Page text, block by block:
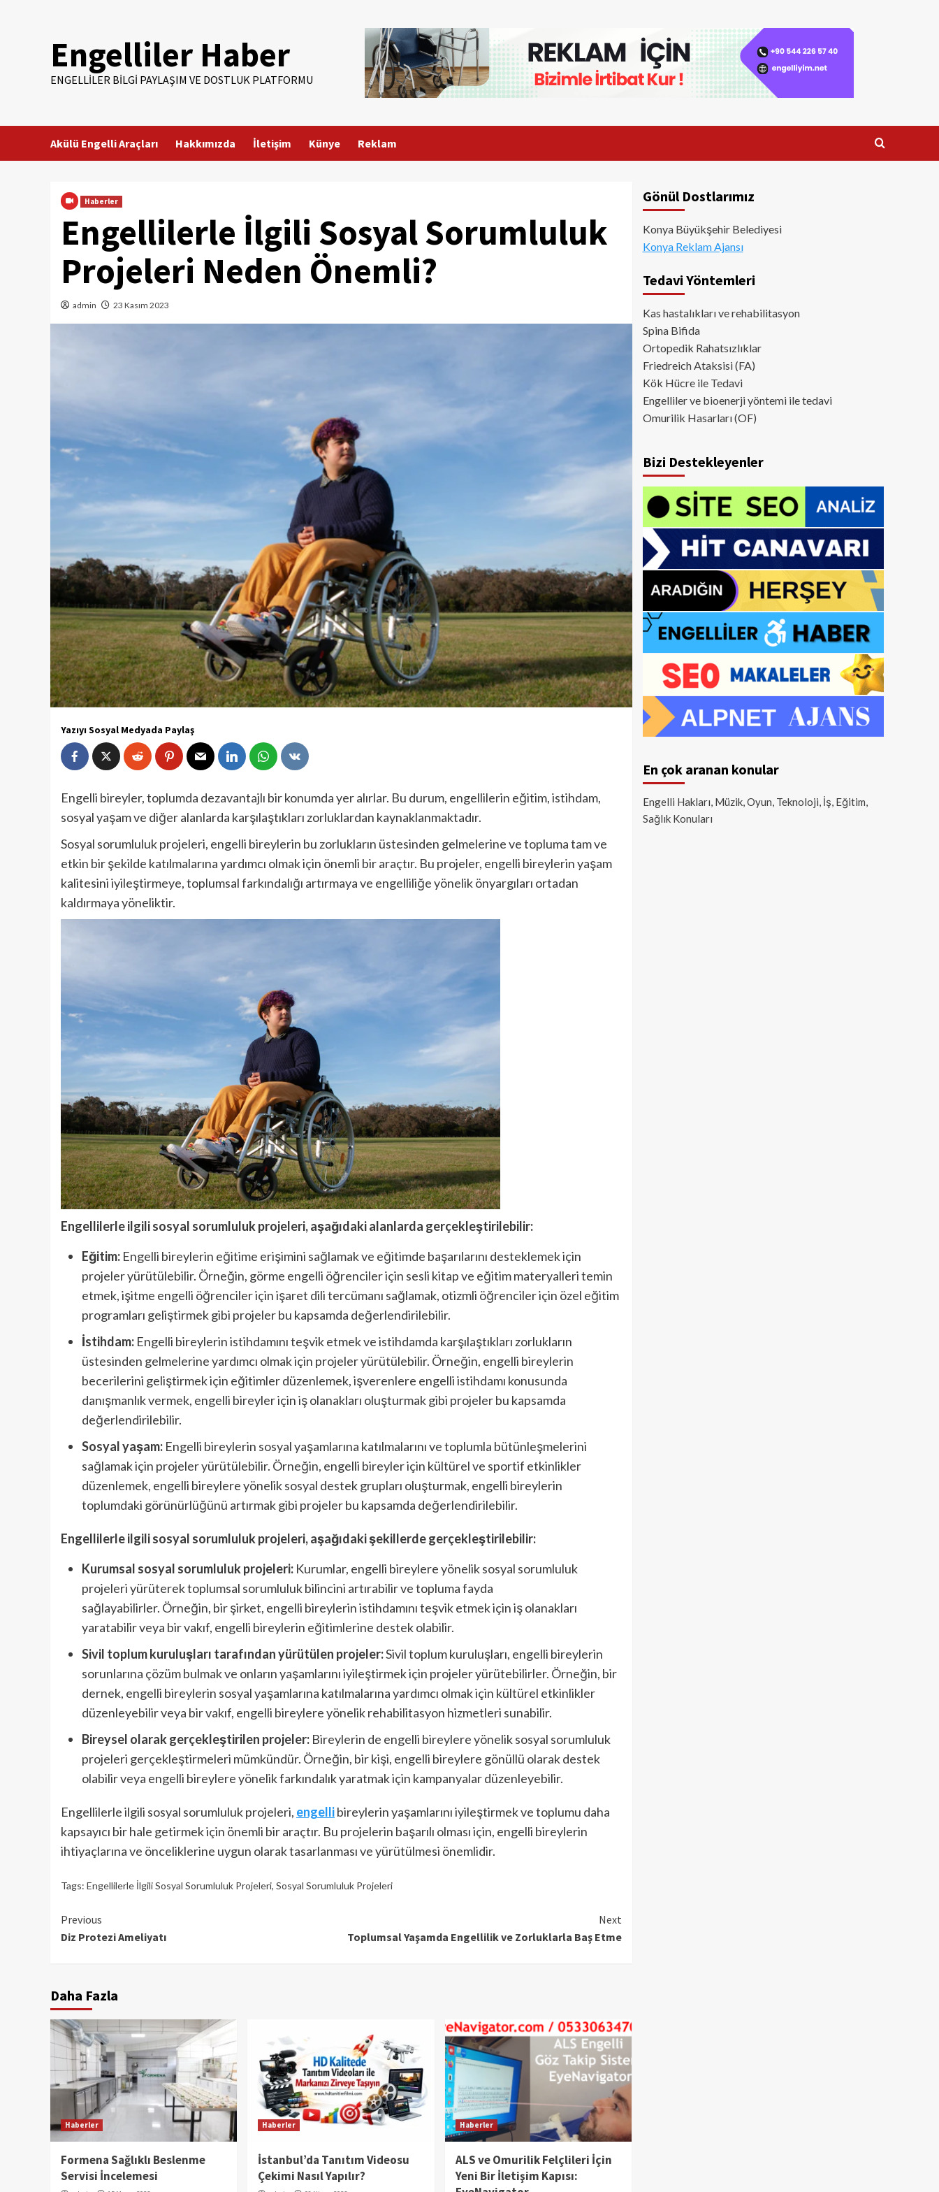
Engelliler Haber
ENGELLILER BILGI PAYLAŞIM VE DOSTLUK PLATFORMU
Akülü Engelli Araçları Hakkımızda İletişim Künye Reklam
Haberler
Engellilerle İlgili Sosyal Sorumluluk
Projeleri Neden Önemli?
admin 23 Kasım 2023
Yazıyı Sosyal Medyada Paylaş
Engelli bireyler, toplumda dezavantajlı bir konumda yer alırlar. Bu durum, engellilerin eğitim, istihdam,
sosyal yaşam ve diğer alanlarda karşılaştıkları zorluklardan kaynaklanmaktadır.
Sosyal sorumluluk projeleri, engelli bireylerin bu zorlukların üstesinden gelmelerine ve topluma tam ve
etkin bir şekilde katılmalarına yardımcı olmak için önemli bir araçtır. Bu projeler, engelli bireylerin yaşam
kalitesini iyileştirmeye, toplumsal farkındalığı artırmaya ve engelliliğe yönelik önyargıları ortadan
kaldırmaya yöneliktir.
Engellilerle ilgili sosyal sorumluluk projeleri, aşağıdaki alanlarda gerçekleştirilebilir:
Eğitim: Engelli bireylerin eğitime erişimini sağlamak ve eğitimde başarılarını desteklemek için
projeler yürütülebilir. Örneğin, görme engelli öğrenciler için sesli kitap ve eğitim materyalleri temin
etmek, işitme engelli öğrenciler için işaret dili tercümanı sağlamak, otizmli öğrenciler için özel eğitim
programları geliştirmek gibi projeler bu kapsamda değerlendirilebilir.
İstihdam: Engelli bireylerin istihdamını teşvik etmek ve istihdamda karşılaştıkları zorlukların
üstesinden gelmelerine yardımcı olmak için projeler yürütülebilir. Örneğin, engelli bireylerin
becerilerini geliştirmek için eğitimler düzenlemek, işverenlere engelli istihdamı konusunda
danışmanlık vermek, engelli bireyler için iş olanakları oluşturmak gibi projeler bu kapsamda
değerlendirilebilir.
Sosyal yaşam: Engelli bireylerin sosyal yaşamlarına katılmalarını ve toplumla bütünleşmelerini
sağlamak için projeler yürütülebilir. Örneğin, engelli bireyler için kültürel ve sportif etkinlikler
düzenlemek, engelli bireylere yönelik sosyal destek grupları oluşturmak, engelli bireylerin
toplumdaki görünürlüğünü artırmak gibi projeler bu kapsamda değerlendirilebilir.
Engellilerle ilgili sosyal sorumluluk projeleri, aşağıdaki şekillerde gerçekleştirilebilir:
Kurumsal sosyal sorumluluk projeleri: Kurumlar, engelli bireylere yönelik sosyal sorumluluk
projeleri yürüterek toplumsal sorumluluk bilincini artırabilir ve topluma fayda
sağlayabilirler. Örneğin, bir şirket, engelli bireylerin istihdamını teşvik etmek için iş olanakları
yaratabilir veya bir vakıf, engelli bireylerin eğitimlerine destek olabilir.
Sivil toplum kuruluşları tarafından yürütülen projeler:Sivil toplum kuruluşları, engelli bireylerin
sorunlarına çözüm bulmak ve onların yaşamlarını iyileştirmek için projeler yürütebilirler. Örneğin, bir
dernek, engelli bireylerin sosyal yaşamlarına katılmalarına yardımcı olmak için kültürel etkinlikler
düzenleyebilir veya bir vakıf, engelli bireylere yönelik rehabilitasyon hizmetleri sunabilir.
Bireysel olarak gerçekleştirilen projeler: Bireylerin de engelli bireylere yönelik sosyal sorumluluk
projeleri gerçekleştirmeleri mümkündür. Örneğin, bir kişi, engelli bireylere gönüllü olarak destek
olabilir veya engelli bireylere yönelik farkındalık yaratmak için kampanyalar düzenleyebilir.
Engellilerle ilgili sosyal sorumluluk projeleri, engellibireylerin yaşamlarını iyileştirmek ve toplumu daha
kapsayıcı bir hale getirmek için önemli bir araçtır. Bu projelerin başarılı olması için, engelli bireylerin
ihtiyaçlarına ve önceliklerine uygun olarak tasarlanması ve yürütülmesi önemlidir.
Tags: Engellilerle İlgili Sosyal Sorumluluk Projeleri, Sosyal Sorumluluk Projeleri
Continue
Reading
Previous
Diz Protezi Ameliyatı
Next
Toplumsal Yaşamda Engellilik ve Zorluklarla Baş Etme
Daha Fazla
Haberler
Formena Sağlıklı Beslenme
Servisi İncelemesi
Haberler
İstanbul’da Tanıtım Videosu
Çekimi Nasıl Yapılır?
Haberler
ALS ve Omurilik Felçlileri İçin
Yeni Bir İletişim Kapısı:
Gönül Dostlarımız
Konya Büyükşehir Belediyesi
Konya Reklam Ajansı
Tedavi Yöntemleri
Kas hastalıkları ve rehabilitasyon
Spina Bifida
Ortopedik Rahatsızlıklar
Friedreich Ataksisi (FA)
Kök Hücre ile Tedavi
Engelliler ve bioenerji yöntemi ile tedavi
Omurilik Hasarları (OF)
Bizi Destekleyenler
En çok aranan konular
Engelli Hakları, Müzik, Oyun, Teknoloji, İş, Eğitim,
Sağlık Konuları